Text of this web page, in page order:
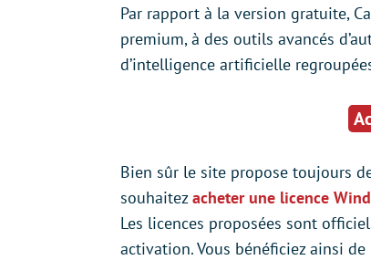
Par rapport à la version gratuite,
premium, à des outils avancés
d’intelligence artificielle
Bien sûr le site propose toujours
souhaitezacheter une licence
Les licences proposées sont
activation. Vous bénéficiez ainsi